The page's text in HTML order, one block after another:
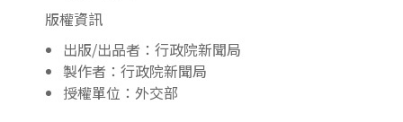
版權資訊
出版/出品者：行政院新聞局
製作者：行政院新聞局
授權單位：外交部